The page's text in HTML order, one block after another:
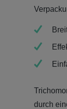
durch